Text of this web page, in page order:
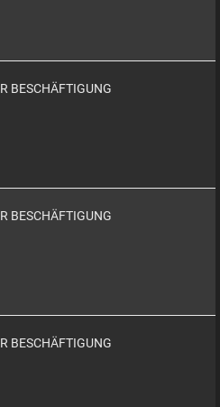
BESCHÄFTIGUNG
BESCHÄFTIGUNG
BESCHÄFTIGUNG